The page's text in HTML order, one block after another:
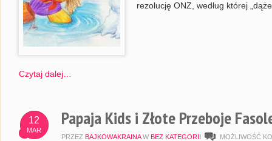
rezolucję ONZ, według której
Czytaj dalej…
12
MAR
Papaja Kids i Złote Przeboje
PRZEZ BAJKOWAKRAINA W BEZ KATEGORII MOŻLIWOŚĆ